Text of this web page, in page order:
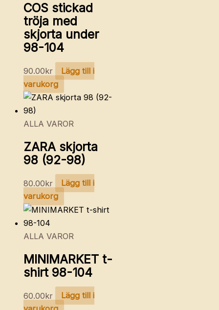
COS stickad
tröja med
skjorta under
98-104
90.00kr
Lägg till i
varukorg
ALLA VAROR
ZARA skjorta
98 (92-98)
80.00kr
Lägg till i
varukorg
ALLA VAROR
MINIMARKET t-
shirt 98-104
60.00kr
Lägg till i